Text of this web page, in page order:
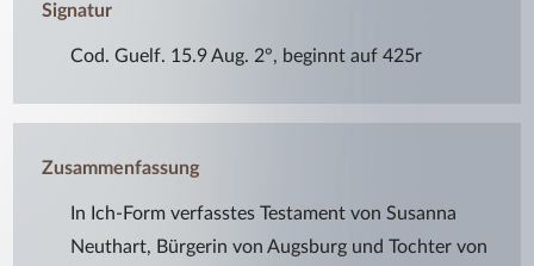
Signatur
Cod. Guelf. 15.9 Aug. 2°, beginnt auf 425r
Zusammenfassung
In Ich-Form verfasstes Testament von Susanna
Neuthart, Bürgerin von Augsburg und Tochter von